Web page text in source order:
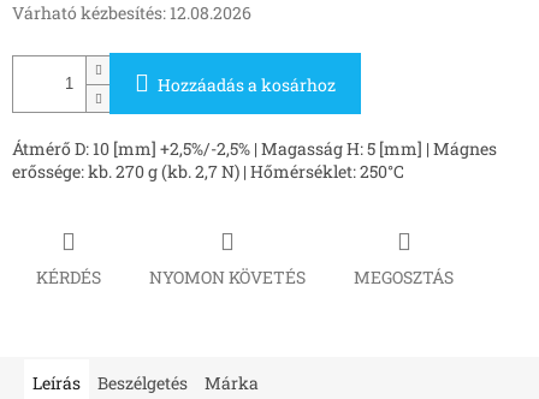
Várható kézbesítés: 12.08.2026
Hozzáadás a kosárhoz
Átmérő D: 10 [mm] +2,5%/-2,5% | Magasság H: 5 [mm] | Mágnes
erőssége: kb. 270 g (kb. 2,7 N) | Hőmérséklet: 250°C
KÉRDÉS NYOMON KÖVETÉS MEGOSZTÁS
Leírás Beszélgetés Márka